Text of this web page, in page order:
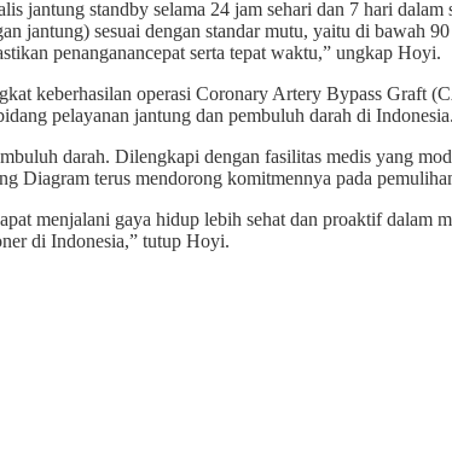
jantung standby selama 24 jam sehari dan 7 hari dalam
jantung) sesuai dengan standar mutu, yaitu di bawah
penanganancepat serta tepat waktu,” ungkap Hoyi.
keberhasilan operasi Coronary Artery Bypass Graft
pelayanan jantung dan pembuluh darah di Indonesia.
darah. Dilengkapi dengan fasilitas medis yang
Diagram terus mendorong komitmennya pada
menjalani gaya hidup lebih sehat dan proaktif dalam
di Indonesia,” tutup Hoyi.